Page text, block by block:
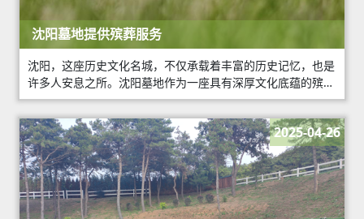
沈阳墓地提供殡葬服务
沈阳，这座历史文化名城，不仅承载着丰富的历史记忆，也是
许多人安息之所。沈阳墓地作为一座具有深厚文化底蕴的殡葬
服务机构，为逝者提供了尊严的安葬环境，同时也为家属和亲
友提供了全方位的殡葬服务。
2025-04-26